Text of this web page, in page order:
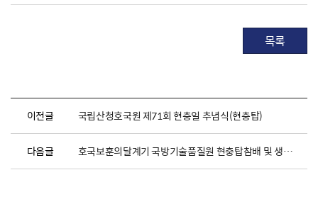
목록
이전글 국립산청호국원 제71회 현충일 추념식(현충탑)
다음글 호국보훈의달계기 국방기술품질원 현충탑참배 및 생수기증식